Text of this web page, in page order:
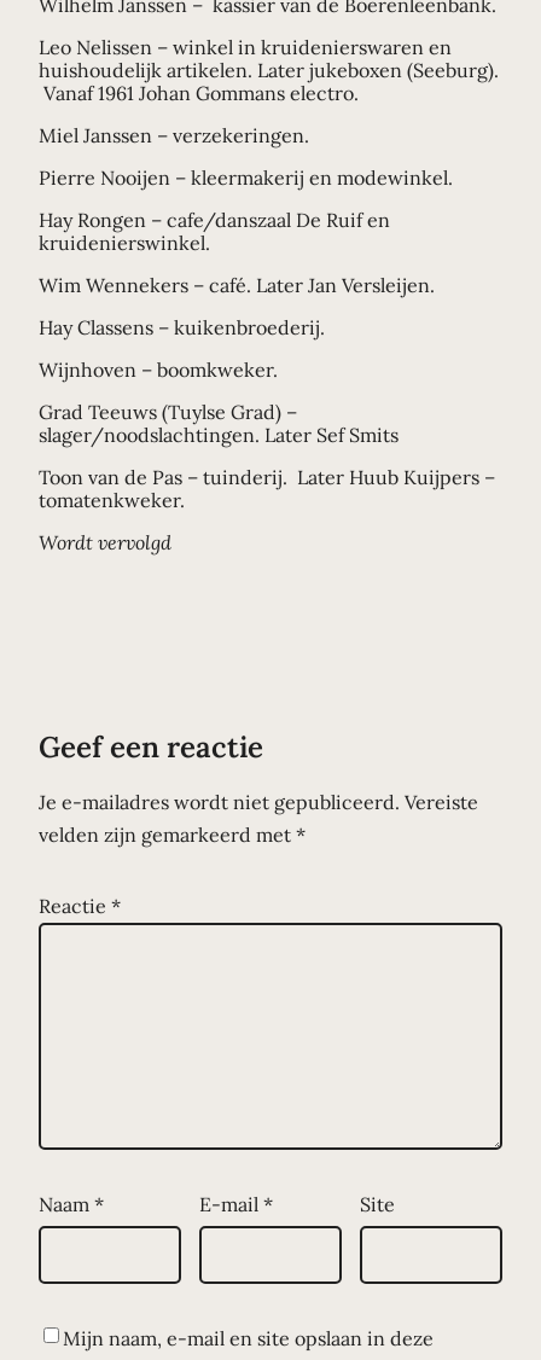
Leo Nelissen – winkel in kruidenierswaren en
huishoudelijk artikelen. Later jukeboxen (Seeburg).
Vanaf 1961 Johan Gommans electro.
Miel Janssen – verzekeringen.
Pierre Nooijen – kleermakerij en modewinkel.
Hay Rongen – cafe/danszaal De Ruif en
kruidenierswinkel.
Wim Wennekers – café. Later Jan Versleijen.
Hay Classens – kuikenbroederij.
Wijnhoven – boomkweker.
Grad Teeuws (Tuylse Grad) –
slager/noodslachtingen. Later Sef Smits
Toon van de Pas – tuinderij. Later Huub Kuijpers –
tomatenkweker.
Wordt vervolgd
Geef een reactie
Je e-mailadres wordt niet gepubliceerd. Vereiste
velden zijn gemarkeerd met *
Reactie *
Naam * E-mail * Site
Mijn naam, e-mail en site opslaan in deze